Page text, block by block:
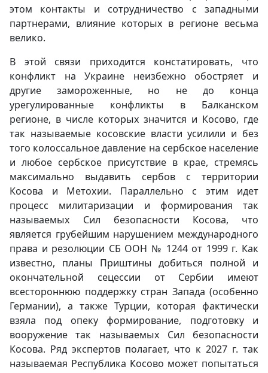
этом контакты и сотрудничество с западными
партнерами, влияние которых в регионе весьма
велико.
В этой связи приходится констатировать, что
конфликт на Украине неизбежно обостряет и
другие замороженные, но не до конца
урегулированные конфликты в Балканском
регионе, в числе которых значится и Косово, где
так называемые косовские власти усилили и без
того колоссальное давление на сербское население
и любое сербское присутствие в крае, стремясь
максимально выдавить сербов с территории
Косова и Метохии. Параллельно с этим идет
процесс милитаризации и формирования так
называемых Сил безопасности Косова, что
является грубейшим нарушением международного
права и резолюции СБ ООН № 1244 от 1999 г. Как
известно, планы Приштины добиться полной и
окончательной сецессии от Сербии имеют
всестороннюю поддержку стран Запада (особенно
Германии), а также Турции, которая фактически
взяла под опеку формирование, подготовку и
вооружение так называемых Сил безопасности
Косова. Ряд экспертов полагает, что к 2027 г. так
называемая Республика Косово может попытаться